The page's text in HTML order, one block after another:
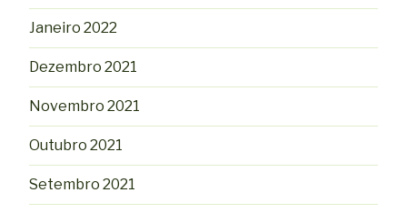
Janeiro 2022
Dezembro 2021
Novembro 2021
Outubro 2021
Setembro 2021